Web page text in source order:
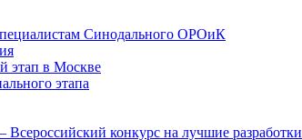
Синодального ОРОиК
этап в Москве
этапа
конкурс на лучшие